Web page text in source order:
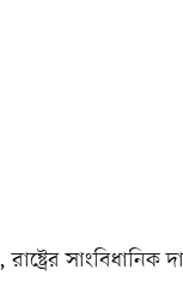
সাংবিধানিক